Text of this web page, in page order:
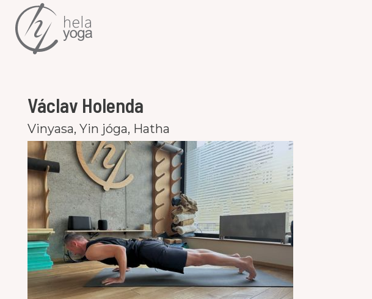
Václav Holenda
Vinyasa, Yin jóga, Hatha